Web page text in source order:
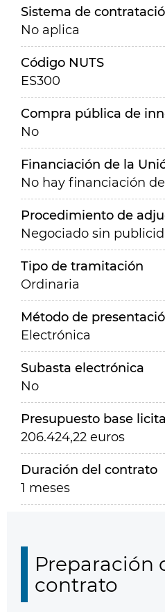
Sistema de
No aplica
Código NUTS
ES300
Compra pública de
No
Financiación de la
No hay financiación
Procedimiento de
Negociado sin
Tipo de tramitación
Ordinaria
Método de
Electrónica
Subasta electrónica
No
Presupuesto base
206.424,22 euros
Duración del contrato
1 meses
Preparación
contrato